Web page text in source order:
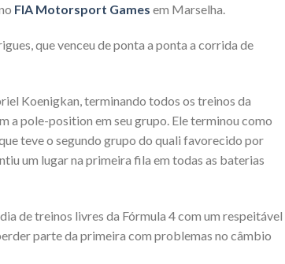
FIA Motorsport Games em Marselha.
que venceu de ponta a ponta a corrida de
Koenigkan, terminando todos os treinos da
a pole-position em seu grupo. Ele terminou como
teve o segundo grupo do quali favorecido por
um lugar na primeira fila em todas as baterias
de treinos livres da Fórmula 4 com um respeitável
parte da primeira com problemas no câmbio